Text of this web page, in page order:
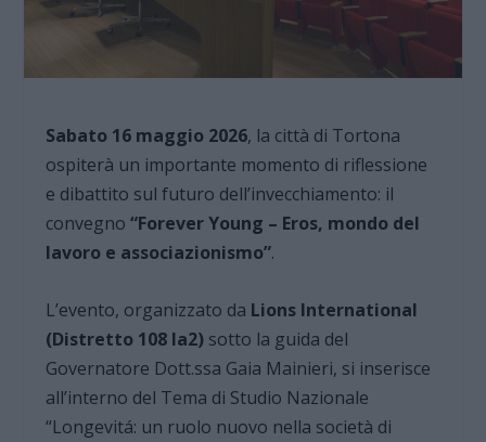
Sabato 16 maggio 2026, la città di Tortona
ospiterà un importante momento di riflessione
e dibattito sul futuro dell’invecchiamento: il
convegno“Forever Young – Eros, mondo del
lavoro e associazionismo”.
L’evento, organizzato da Lions International
(Distretto 108 Ia2) sotto la guida del
Governatore Dott.ssa Gaia Mainieri, si inserisce
all’interno del Tema di Studio Nazionale
“Longevitá: un ruolo nuovo nella società di